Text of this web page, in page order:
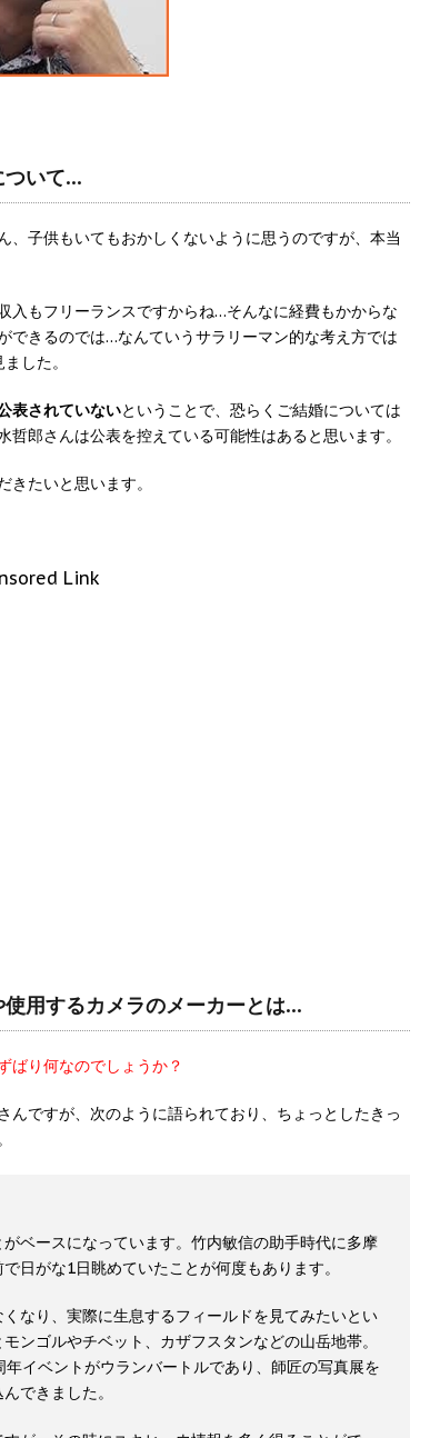
ついて…
子供もいてもおかしくないように思うのですが、本当
入もフリーランスですからね…そんなに経費もかからな
できるのでは…なんていうサラリーマン的な考え方では
した。
表されていないということで、恐らくご結婚については
郎さんは公表を控えている可能性はあると思います。
たいと思います。
Link
用するカメラのメーカーとは…
ばり何なのでしょうか？
んですが、次のように語られており、ちょっとしたきっ
ベースになっています。竹内敏信の助手時代に多摩
日がな1日眺めていたことが何度もあります。
なり、実際に生息するフィールドを見てみたいとい
ンゴルやチベット、カザフスタンなどの山岳地帯。
イベントがウランバートルであり、師匠の写真展を
できました。